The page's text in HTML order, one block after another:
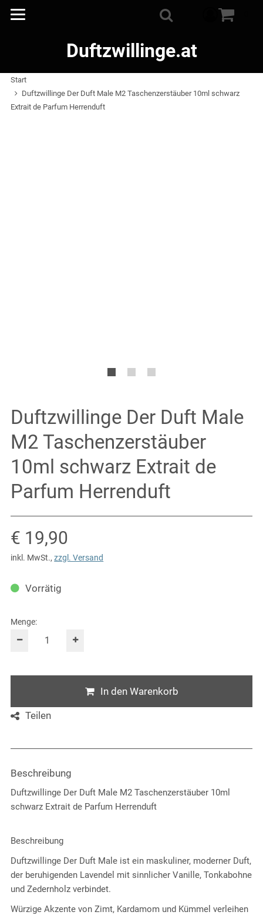
Duftzwillinge.at
Start
Duftzwillinge Der Duft Male M2 Taschenzerstäuber 10ml schwarz
Extrait de Parfum Herrenduft
Duftzwillinge Der Duft Male
M2 Taschenzerstäuber
10ml schwarz Extrait de
Parfum Herrenduft
Verkaufspreis: € 19,90
€ 19,90
inkl. MwSt.,zzgl. Versand
Vorrätig
Menge:
In den Warenkorb
Teilen
Beschreibung
Duftzwillinge Der Duft Male M2 Taschenzerstäuber 10ml
schwarz Extrait de Parfum Herrenduft
Beschreibung
Duftzwillinge Der Duft Male ist ein maskuliner, moderner Duft,
der beruhigenden Lavendel mit sinnlicher Vanille, Tonkabohne
und Zedernholz verbindet.
Würzige Akzente von Zimt, Kardamom und Kümmel verleihen